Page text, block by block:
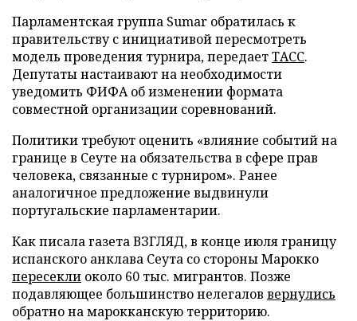
Парламентская группа Sumar обратилась к
правительству с инициативой пересмотреть
модель проведения турнира, передаетТАСС.
Депутаты настаивают на необходимости
уведомить ФИФА об изменении формата
совместной организации соревнований.
Политики требуют оценить «влияние событий на
границе в Сеуте на обязательства в сфере прав
человека, связанные с турниром». Ранее
аналогичное предложение выдвинули
португальские парламентарии.
Как писала газета ВЗГЛЯД, в конце июля границу
испанского анклава Сеута со стороны Марокко
пересекли около 60 тыс. мигрантов. Позже
подавляющее большинство нелегалов вернулись
обратно на марокканскую территорию.